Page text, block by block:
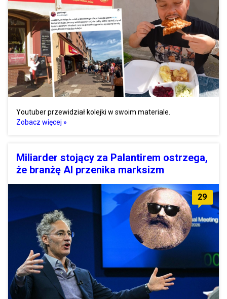
Youtuber przewidział kolejki w swoim materiale.
Zobacz więcej »
Miliarder stojący za Palantirem ostrzega,
że branżę AI przenika marksizm
29